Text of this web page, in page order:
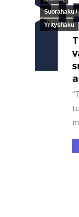
Suorahaku /
Yrityshaku